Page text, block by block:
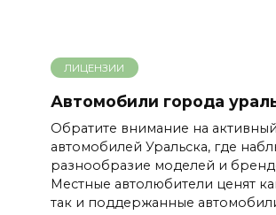
ЛИЦЕНЗИИ
Автомобили города
Обратите внимание на
автомобилей Уральска, где
разнообразие моделей и
Местные автолюбители ценят
так и поддержанные